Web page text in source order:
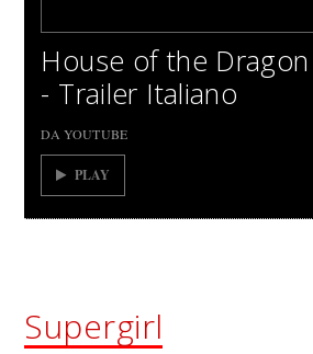
House of the
- Trailer Italiano
DA YOUTUBE
PLAY
Supergirl